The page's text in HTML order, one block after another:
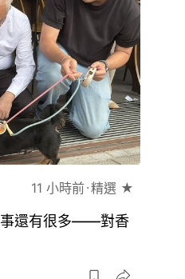
11 小時前 精選 ★
事還有很多——對香